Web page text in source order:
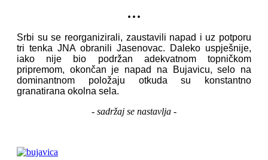
...
Srbi su se reorganizirali, zaustavili napad i uz potporu
tri tenka JNA obranili Jasenovac. Daleko uspješnije,
iako nije bio podržan adekvatnom topničkom
pripremom, okončan je napad na Bujavicu, selo na
dominantnom položaju otkuda su konstantno
granatirana okolna sela.
- sadržaj se nastavlja -